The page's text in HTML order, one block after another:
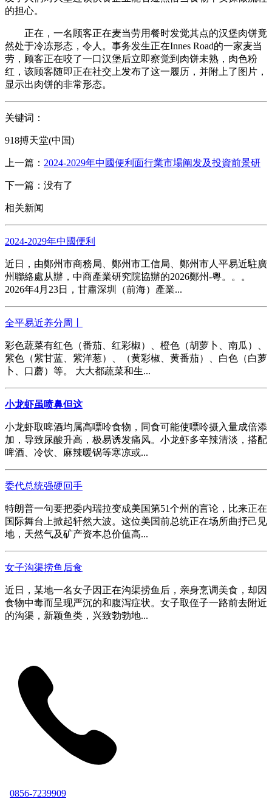
的担心。
正在，一名顾客正在麦当劳用餐时发觉其点的汉堡肉饼竟
然处于冷冻形态，令人。事务发生正在Innes Road的一家麦当
劳，顾客正在咬了一口汉堡后立即察觉到肉饼未熟，肉色粉
红，该顾客随即正在社交上发布了这一履历，并附上了图片，
显示出肉饼的非常形态。
关键词：
918搏天堂(中国)
上一篇： 2024-2029年中國便利面行業市場阐发及投資前景研
下一篇：没有了
相关新闻
2024-2029年中國便利
近日，由鄭州市商務局、鄭州市工信局、鄭州市人平易近駐廣
州聯絡處从辦，中商產業研究院協辦的2026鄭州-粵。。。
2026年4月23日，甘肅深圳（前海）產業...
全平易近养分周丨
彩色蔬菜有红色（番茄、红彩椒）、橙色（胡萝卜、南瓜）、
紫色（紫甘蓝、紫洋葱）、（黄彩椒、黄番茄）、白色（白萝
卜、口蘑）等。 大大都蔬菜和生...
小龙虾虽喷鼻但这
小龙虾取啤酒均属高嘌呤食物，同食可能使嘌呤摄入量成倍添
加，导致尿酸升高，极易诱发痛风。小龙虾多辛辣清淡，搭配
啤酒、冷饮、麻辣暖锅等寒凉或...
委代总统强硬回手
特朗普一句要把委内瑞拉变成美国第51个州的言论，比来正在
国际舞台上掀起轩然大波。这位美国前总统正在场所曲抒己见
地，天然气及矿产资本总价值高...
女子沟渠捞鱼后食
近日，某地一名女子因正在沟渠捞鱼后，亲身烹调美食，却因
食物中毒而呈现严沉的和腹泻症状。女子取侄子一路前去附近
的沟渠，新颖鱼类，兴致勃勃地...
0856-7239909